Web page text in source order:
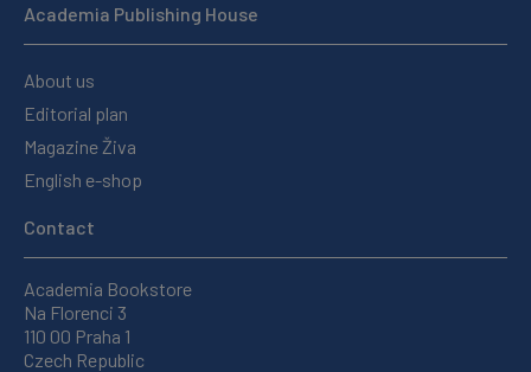
Academia Publishing House
About us
Editorial plan
Magazine Živa
English e-shop
Contact
Academia Bookstore
Na Florenci 3
110 00 Praha 1
Czech Republic